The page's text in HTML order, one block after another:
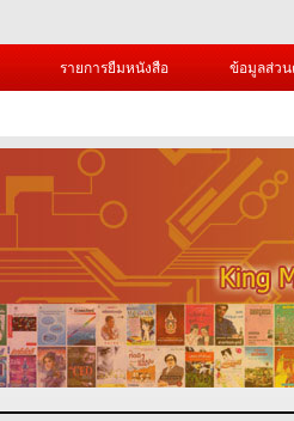
รายการยืมหนังสือ ข้อมูลส่ว